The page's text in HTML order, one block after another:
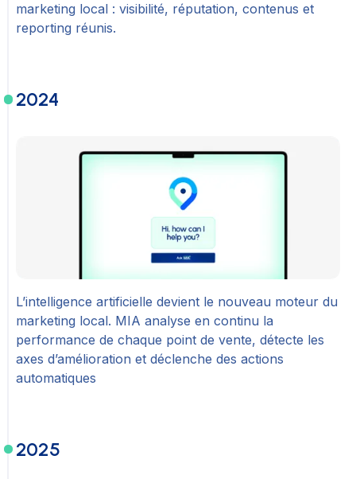
marketing local : visibilité, réputation, contenus et
reporting réunis.
2024
L’intelligence artificielle devient le nouveau moteur du
marketing local. MIA analyse en continu la
performance de chaque point de vente, détecte les
axes d’amélioration et déclenche des actions
automatiques
2025